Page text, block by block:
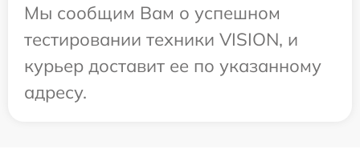
Мы сообщим Вам о успешном
тестировании техники VISION, и
курьер доставит ее по указанному
адресу.